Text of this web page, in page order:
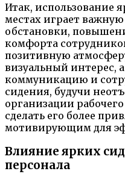
Итак, использование
местах играет
обстановки,
комфорта
позитивную
визуальный интерес,
коммуникацию и
сидения, будучи
организации
сделать его более
мотивирующим для
Влияние ярких
персонала